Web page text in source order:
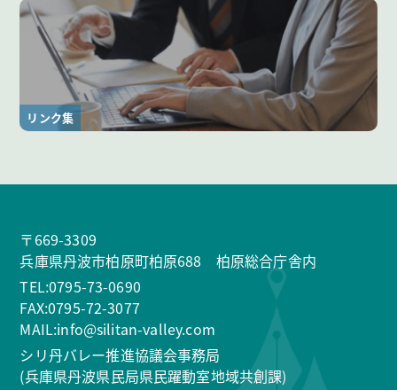
リンク集
〒669-3309
兵庫県丹波市柏原町柏原688 柏原総合庁舎内
TEL:0795-73-0690
FAX:0795-72-3077
MAIL:info@silitan-valley.com
シリ丹バレー推進協議会事務局
(兵庫県丹波県民局県民躍動室地域共創課)